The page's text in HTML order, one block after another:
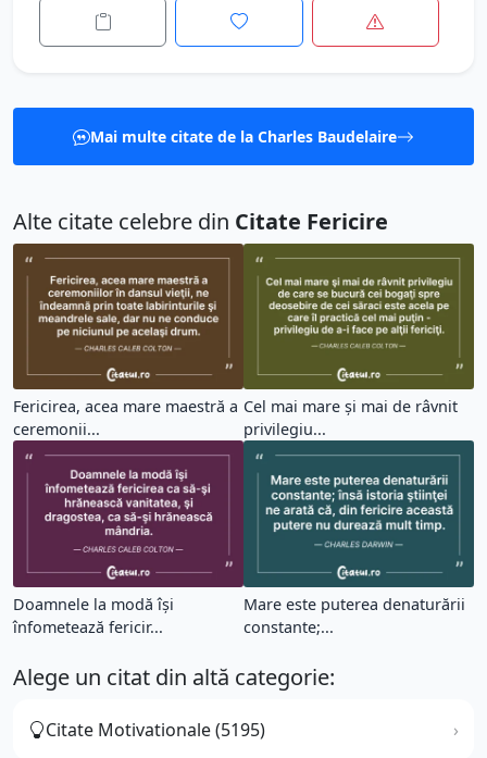
Mai multe citate de la Charles Baudelaire
Alte citate celebre din Citate Fericire
Fericirea, acea mare maestră a
ceremonii...
Cel mai mare şi mai de râvnit
privilegiu...
Doamnele la modă îşi
înfometează fericir...
Mare este puterea denaturării
constante;...
Alege un citat din altă categorie:
Citate Motivationale (5195)